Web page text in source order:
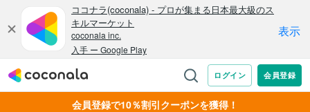
会員登録で10％割引クーポンを獲得！